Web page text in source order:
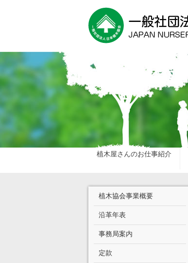
植木屋さんのお仕事紹介
植木協会事業概要
沿革年表
事務局案内
定款